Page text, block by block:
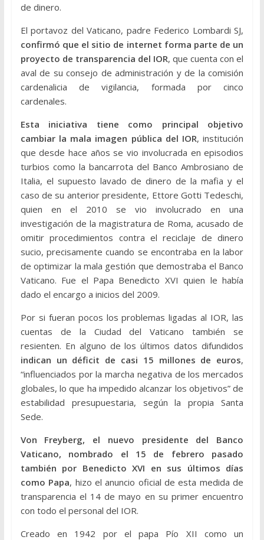
de dinero.
El portavoz del Vaticano, padre Federico Lombardi SJ,
confirmó que el sitio de internet forma parte de un
proyecto de transparencia del IOR, que cuenta con el
aval de su consejo de administración y de la comisión
cardenalicia de vigilancia, formada por cinco
cardenales.
Esta iniciativa tiene como principal objetivo
cambiar la mala imagen pública del IOR, institución
que desde hace años se vio involucrada en episodios
turbios como la bancarrota del Banco Ambrosiano de
Italia, el supuesto lavado de dinero de la mafia y el
caso de su anterior presidente, Ettore Gotti Tedeschi,
quien en el 2010 se vio involucrado en una
investigación de la magistratura de Roma, acusado de
omitir procedimientos contra el reciclaje de dinero
sucio, precisamente cuando se encontraba en la labor
de optimizar la mala gestión que demostraba el Banco
Vaticano. Fue el Papa Benedicto XVI quien le había
dado el encargo a inicios del 2009.
Por si fueran pocos los problemas ligadas al IOR, las
cuentas de la Ciudad del Vaticano también se
resienten. En alguno de los últimos datos difundidos
indican un déficit de casi 15 millones de euros,
“influenciados por la marcha negativa de los mercados
globales, lo que ha impedido alcanzar los objetivos” de
estabilidad presupuestaria, según la propia Santa
Sede.
Von Freyberg, el nuevo presidente del Banco
Vaticano, nombrado el 15 de febrero pasado
también por Benedicto XVI en sus últimos días
como Papa, hizo el anuncio oficial de esta medida de
transparencia el 14 de mayo en su primer encuentro
con todo el personal del IOR.
Creado en 1942 por el papa Pío XII como un